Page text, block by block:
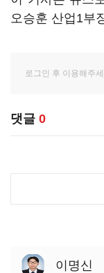
오승훈 산업1부
댓글 0
이명신